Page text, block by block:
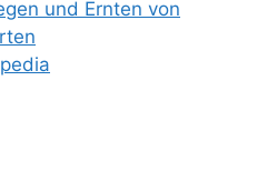
und Ernten von